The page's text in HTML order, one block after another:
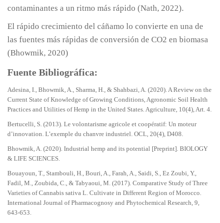
contaminantes a un ritmo más rápido (Nath, 2022).
El rápido crecimiento del cáñamo lo convierte en una de
las fuentes más rápidas de conversión de CO2 en biomasa
(Bhowmik, 2020)
Fuente Bibliográfica:
Adesina, I., Bhowmik, A., Sharma, H., & Shahbazi, A. (2020). A Review on the
Current State of Knowledge of Growing Conditions, Agronomic Soil Health
Practices and Utilities of Hemp in the United States. Agriculture, 10(4), Art. 4.
Bertucelli, S. (2013). Le volontarisme agricole et coopératif: Un moteur
d’innovation. L’exemple du chanvre industriel. OCL, 20(4), D408.
Bhowmik, A. (2020). Industrial hemp and its potential [Preprint]. BIOLOGY
& LIFE SCIENCES.
Bouayoun, T., Stambouli, H., Bouri, A., Farah, A., Saidi, S., Ez Zoubi, Y.,
Fadil, M., Zoubida, C., & Tabyaoui, M. (2017). Comparative Study of Three
Varieties of Cannabis sativa L. Cultivate in Different Region of Morocco.
International Journal of Pharmacognosy and Phytochemical Research, 9,
643-653.